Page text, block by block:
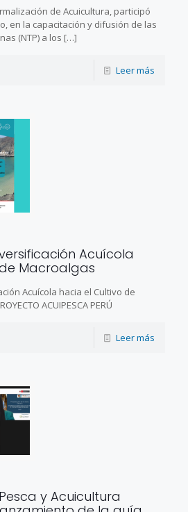
de Acuicultura, participó
en la capacitación y difusión de las
(NTP) a los […]
Leer más
Acuícola
Macroalgas
Acuícola hacia el Cultivo de
ACUIPESCA PERÚ
Leer más
y Acuicultura